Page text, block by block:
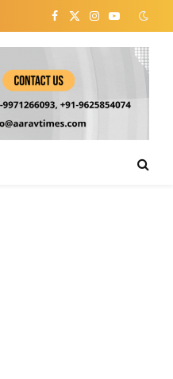
Facebook
X
Instagram
YouTube